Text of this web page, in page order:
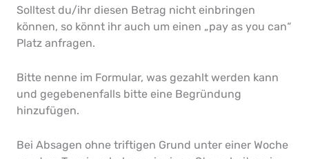
Solltest du/ihr diesen Betrag nicht einbringen
können, so könnt ihr auch um einen „pay as you can“
Platz anfragen.
Bitte nenne im Formular, was gezahlt werden kann
und gegebenenfalls bitte eine Begründung
hinzufügen.
Bei Absagen ohne triftigen Grund unter einer Woche